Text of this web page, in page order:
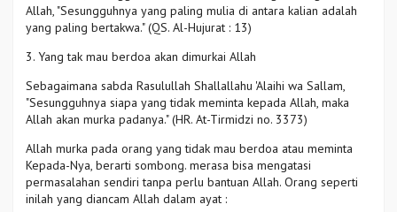
Allah, "Sesungguhnya yang paling mulia di antara kalian adalah
yang paling bertakwa." (QS. Al-Hujurat : 13)
3. Yang tak mau berdoa akan dimurkai Allah
Sebagaimana sabda Rasulullah Shallallahu 'Alaihi wa Sallam,
"Sesungguhnya siapa yang tidak meminta kepada Allah, maka
Allah akan murka padanya." (HR. At-Tirmidzi no. 3373)
Allah murka pada orang yang tidak mau berdoa atau meminta
Kepada-Nya, berarti sombong. merasa bisa mengatasi
permasalahan sendiri tanpa perlu bantuan Allah. Orang seperti
inilah yang diancam Allah dalam ayat :